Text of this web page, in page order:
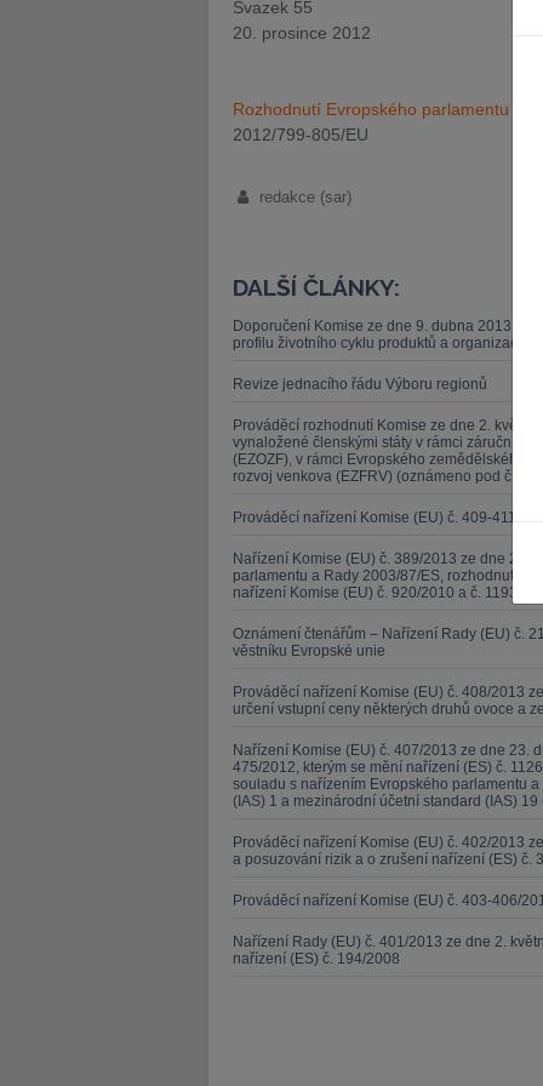
Svazek 55
20. prosince 2012
Rozhodnutí Evropského parlamentu
2012/799-805/EU
redakce (sar)
DALŠÍ ČLÁNKY:
Doporučení Komise ze dne 9. dubna 2013 o
profilu životního cyklu produktů a organizací
Revize jednacího řádu Výboru regionů
Prováděcí rozhodnutí Komise ze dne 2.
vynaložené členskými státy v rámci záruční
(EZOZF), v rámci Evropského zemědělského
rozvoj venkova (EZFRV) (oznámeno pod
Prováděcí nařízení Komise (EU) č. 409-411/
Nařízení Komise (EU) č. 389/2013 ze dne 2.
parlamentu a Rady 2003/87/ES, rozhodnutí
nařízení Komise (EU) č. 920/2010 a č. 1193/
Oznámení čtenářům – Nařízení Rady (EU) č.
věstníku Evropské unie
Prováděcí nařízení Komise (EU) č. 408/2013
určení vstupní ceny některých druhů ovoce a
Nařízení Komise (EU) č. 407/2013 ze dne 23.
475/2012, kterým se mění nařízení (ES) č.
souladu s nařízením Evropského parlamentu
(IAS) 1 a mezinárodní účetní standard (IAS) 19
Prováděcí nařízení Komise (EU) č. 402/2013
a posuzování rizik a o zrušení nařízení (ES) č.
Prováděcí nařízení Komise (EU) č. 403-406/
Nařízení Rady (EU) č. 401/2013 ze dne 2.
nařízení (ES) č. 194/2008
JUDr. Tomáš Nielsen
JUDr.
Kurzy